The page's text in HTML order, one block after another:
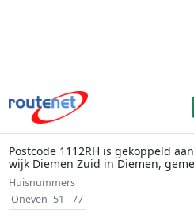
Postcode 1112RH is gekoppeld
wijk Diemen Zuid in Diemen,
Huisnummers
Oneven 51 - 77